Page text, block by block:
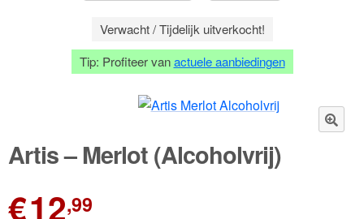
Witte wijn
Rosé wijn
Wijnpakketten
Verwacht / Tijdelijk uitverkocht!
Tip: Profiteer vanactuele aanbiedingen
Artis – Merlot (Alcoholvrij)
€12,99